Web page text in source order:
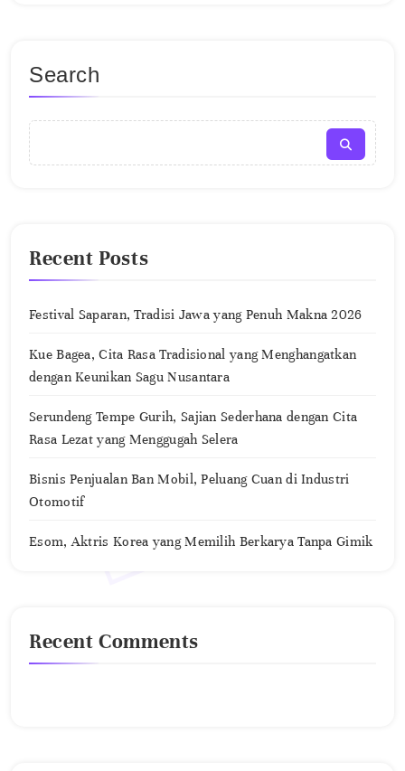
Search
Recent Posts
Festival Saparan, Tradisi Jawa yang Penuh Makna 2026
Kue Bagea, Cita Rasa Tradisional yang Menghangatkan
dengan Keunikan Sagu Nusantara
Serundeng Tempe Gurih, Sajian Sederhana dengan Cita
Rasa Lezat yang Menggugah Selera
Bisnis Penjualan Ban Mobil, Peluang Cuan di Industri
Otomotif
Esom, Aktris Korea yang Memilih Berkarya Tanpa Gimik
Recent Comments